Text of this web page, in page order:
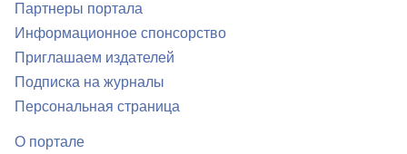
Партнеры портала
Информационное спонсорство
Приглашаем издателей
Подписка на журналы
Персональная страница
О портале